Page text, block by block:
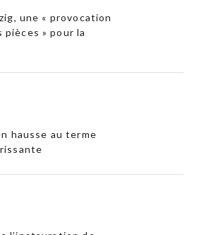
une « provocation
» pour la
hausse au terme